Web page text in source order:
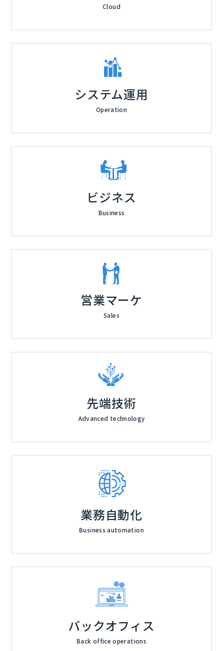
Cloud
システム運用
Operation
ビジネス
Business
営業マーケ
Sales
先端技術
Advanced technology
業務自動化
Business automation
バックオフィス
Back office operations